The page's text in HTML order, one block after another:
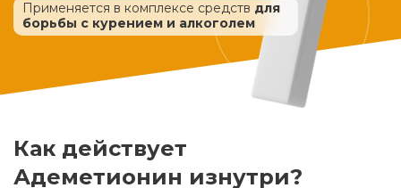
Применяется в комплексе средств для
борьбы с курением и алкоголем
Как действует
Адеметионин изнутри?